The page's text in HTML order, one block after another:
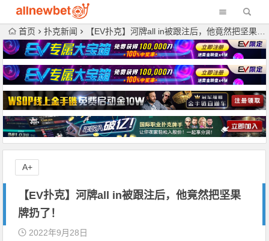
首页 扑克新闻 【EV扑克】河牌all in被跟注后，他竟然把坚果牌扔了！
【EV扑克】河牌all in被跟注后，他竟然把坚果
牌扔了！
2022年9月28日
A+